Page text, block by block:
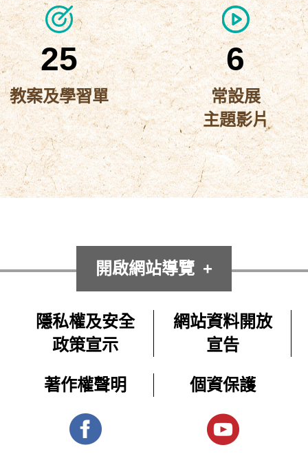
戲
博
常
設
展
實
境
解
師
資
源,
學
生
課
程
2025-
10-
07
〈常
設
展
主
片〉
異
邦
人
會
常
題
片
源
包
教
師
資
源,
課
程
2025-
在
嚴
體
制
下
遭
常
設
展-
題
資
源,
生
課
程
2025-
08
在
戒
1694
25
教案及學習單
6
常設展
主題影片
開啟網站導覽
隱私權及安全
政策宣示
網站資料開放
宣告
著作權聲明 個資保護